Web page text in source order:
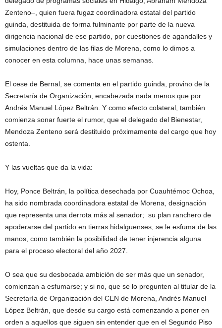
Zenteno–, quien fuera fugaz coordinadora estatal del partido
guinda, destituida de forma fulminante por parte de la nueva
dirigencia nacional de ese partido, por cuestiones de agandalles y
simulaciones dentro de las filas de Morena, como lo dimos a
conocer en esta columna, hace unas semanas.
El cese de Bernal, se comenta en el partido guinda, provino de la
Secretaría de Organización, encabezada nada menos que por
Andrés Manuel López Beltrán. Y como efecto colateral, también
comienza sonar fuerte el rumor, que el delegado del Bienestar,
Mendoza Zenteno será destituido próximamente del cargo que hoy
ostenta.
Y las vueltas que da la vida:
Hoy, Ponce Beltrán, la política desechada por Cuauhtémoc Ochoa,
ha sido nombrada coordinadora estatal de Morena, designación
que representa una derrota más al senador; su plan ranchero de
apoderarse del partido en tierras hidalguenses, se le esfuma de las
manos, como también la posibilidad de tener injerencia alguna
para el proceso electoral del año 2027.
O sea que su desbocada ambición de ser más que un senador,
comienzan a esfumarse; y si no, que se lo pregunten al titular de la
Secretaría de Organización del CEN de Morena, Andrés Manuel
López Beltrán, que desde su cargo está comenzando a poner en
orden a aquellos que siguen sin entender que en el Segundo Piso